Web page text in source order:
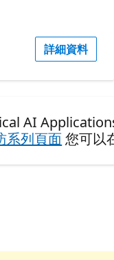
詳細資料
AI
系列頁面 您可以